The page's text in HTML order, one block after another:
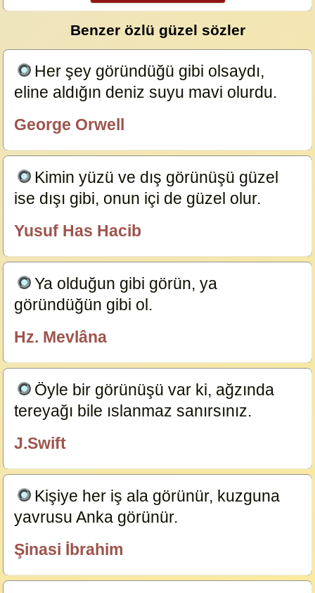
Benzer özlü güzel sözler
Her şey göründüğü gibi olsaydı,
eline aldığın deniz suyu mavi olurdu.
George Orwell
Kimin yüzü ve dış görünüşü güzel
ise dışı gibi, onun içi de güzel olur.
Yusuf Has Hacib
Ya olduğun gibi görün, ya
göründüğün gibi ol.
Hz. Mevlâna
Öyle bir görünüşü var ki, ağzında
tereyağı bile ıslanmaz sanırsınız.
J.Swift
Kişiye her iş ala görünür, kuzguna
yavrusu Anka görünür.
Şinasi İbrahim